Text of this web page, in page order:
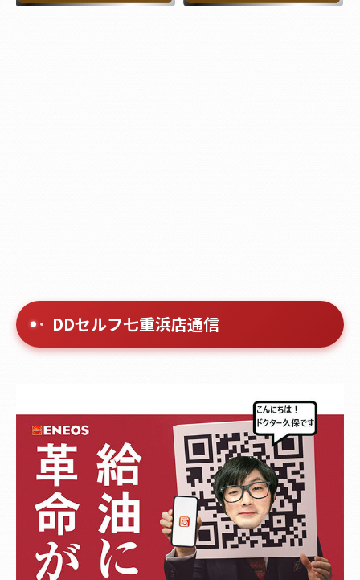
DDセルフ七重浜店通信